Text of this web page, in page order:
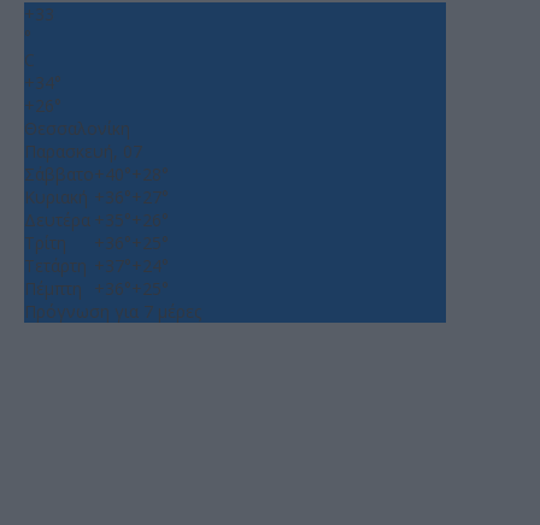
+33
°
C
+34°
+26°
Θεσσαλονίκη
Παρασκευή, 07
Σάββατο+40°+28°
Κυριακή +36°+27°
Δευτέρα +35°+26°
Τρίτη
+36°+25°
Τετάρτη +37°+24°
Πέμπτη
+36°+25°
Πρόγνωση για 7 μέρες